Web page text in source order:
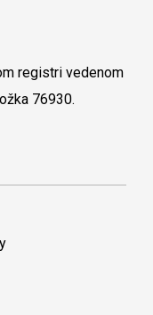
registri vedenom
76930.